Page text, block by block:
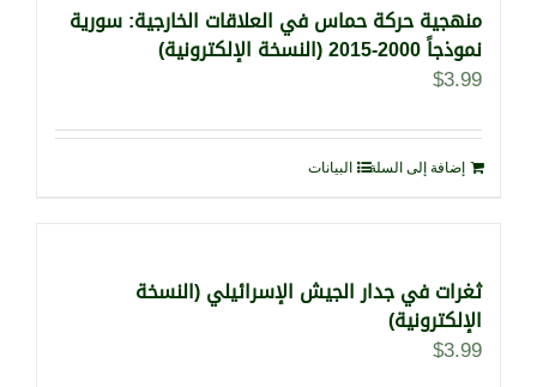
منهجية حركة حماس في العلاقات الخارجية: سورية
نموذجاً 2000-2015 (النسخة الإلكترونية)
$3.99
إضافة إلى السلة البيانات
ثغرات في جدار الجيش الإسرائيلي (النسخة
الإلكترونية)
$3.99